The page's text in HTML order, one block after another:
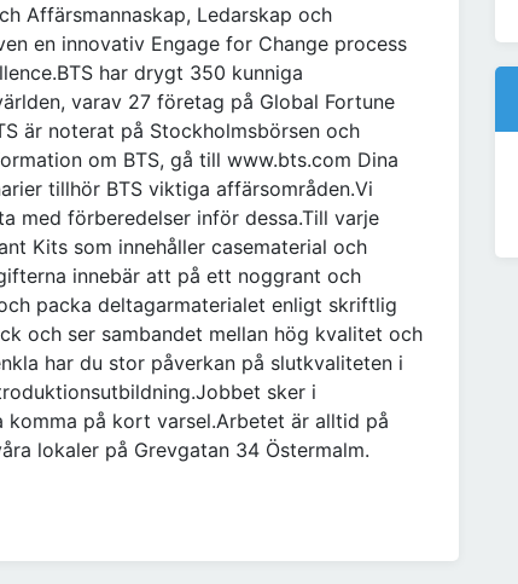
Affärsmannaskap, Ledarskap och
en innovativ Engage for Change process
har drygt 350 kunniga
varav 27 företag på Global Fortune
är noterat på Stockholmsbörsen och
om BTS, gå till www.bts.com Dina
tillhör BTS viktiga affärsområden.Vi
med förberedelser inför dessa.Till varje
Kits som innehåller casematerial och
innebär att på ett noggrant och
packa deltagarmaterialet enligt skriftlig
och ser sambandet mellan hög kvalitet och
har du stor påverkan på slutkvaliteten i
sker i
komma på kort varsel.Arbetet är alltid på
lokaler på Grevgatan 34 Östermalm.